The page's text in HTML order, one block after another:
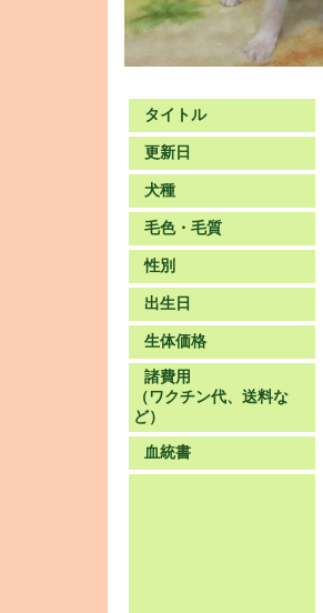
タイトル
更新日
犬種
毛色・毛質
性別
出生日
生体価格
諸費用
（ワクチン代、送料な
ど）
血統書